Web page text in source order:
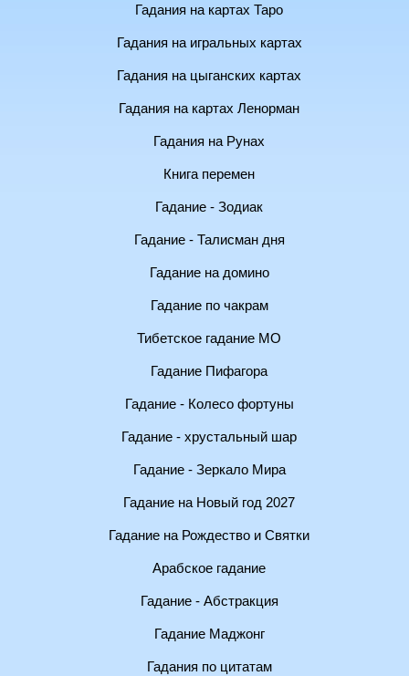
Гадания на картах Таро
Гадания на игральных картах
Гадания на цыганских картах
Гадания на картах Ленорман
Гадания на Рунах
Книга перемен
Гадание - Зодиак
Гадание - Талисман дня
Гадание на домино
Гадание по чакрам
Тибетское гадание МО
Гадание Пифагора
Гадание - Колесо фортуны
Гадание - хрустальный шар
Гадание - Зеркало Мира
Гадание на Новый год 2027
Гадание на Рождество и Святки
Арабское гадание
Гадание - Абстракция
Гадание Маджонг
Гадания по цитатам